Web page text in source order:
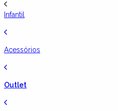
Infantil
Acessórios
Outlet